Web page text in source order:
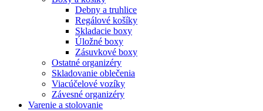
Debny a truhlice
Regálové košíky
Skladacie boxy
Úložné boxy
Zásuvkové boxy
Ostatné organizéry
Skladovanie oblečenia
Viacúčelové vozíky
Závesné organizéry
Varenie a stolovanie